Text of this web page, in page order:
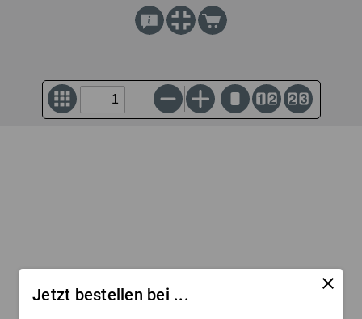
Jetzt bestellen bei ...
close